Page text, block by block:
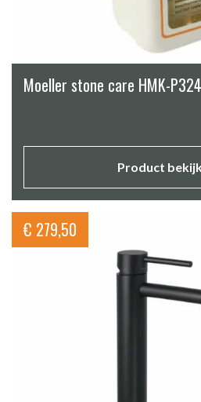
Moeller stone care HMK-
Product
€ 279,50